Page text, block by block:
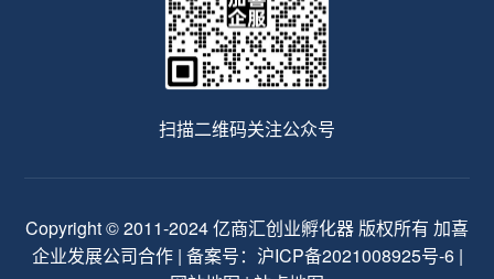
扫描二维码关注公众号
Copyright © 2011-2024 亿商汇创业孵化器 版权所有 加喜
企业发展公司合作 | 备案号： 沪ICP备2021008925号-6|